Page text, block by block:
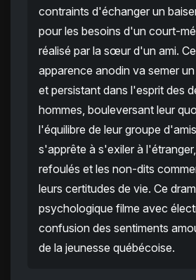
contraints d'échanger un
pour les besoins d'un court-
réalisé par la sœur d'un ami.
apparence anodin va semer
et persistant dans l'esprit des
hommes, bouleversant leur
l'équilibre de leur groupe
s'apprête à s'exiler à
refoulés et les non-dits
leurs certitudes de vie. Ce
psychologique filme avec
confusion des sentiments
de la jeunesse québécoise.